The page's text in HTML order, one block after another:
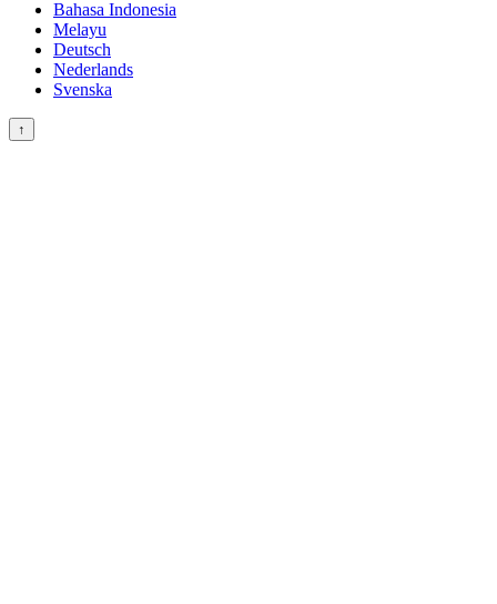
Bahasa Indonesia
Melayu
Deutsch
Nederlands
Svenska
↑